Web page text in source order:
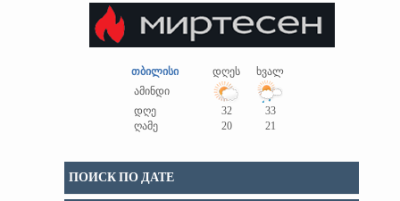
თბილისი დღეს
ხვალ
ამინდი
დღე
32
33
ღამე
20 21
ПОИСК ПО ДАТЕ